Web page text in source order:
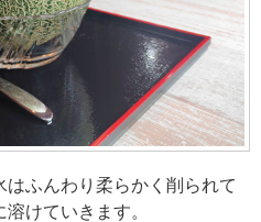
はふんわり柔らかく削られて
けていきます。